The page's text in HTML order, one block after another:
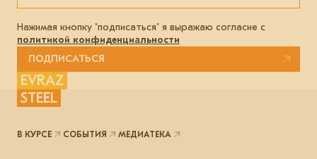
Нажимая кнопку "подписаться" я выражаю согласие с
политикой конфиденциальности
ПОДПИСАТЬСЯ
EVRAZ
STEEL
В КУРСЕ СОБЫТИЯ МЕДИАТЕКА